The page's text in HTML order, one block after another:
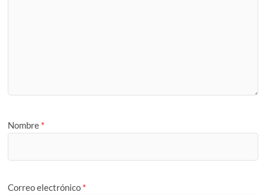
Nombre *
Correo electrónico *